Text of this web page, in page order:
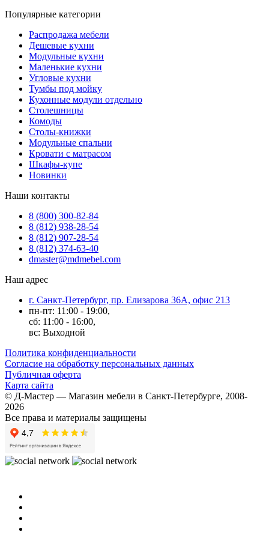
Популярные категории
Распродажа мебели
Дешевые кухни
Модульные кухни
Маленькие кухни
Угловые кухни
Тумбы под мойку
Кухонные модули отдельно
Столешницы
Комоды
Столы-книжки
Модульные спальни
Кровати с матрасом
Шкафы-купе
Новинки
Наши контакты
8 (800) 300-82-84
8 (812) 938-28-54
8 (812) 907-28-54
8 (812) 374-63-40
dmaster@mdmebel.com
Наш адрес
г. Санкт-Петербург, пр. Елизарова 36А, офис 213
пн-пт: 11:00 - 19:00,
сб: 11:00 - 16:00,
вс: Выходной
Политика конфиденциальности
Согласие на обработку персональных данных
Публичная оферта
Карта сайта
© Д-Мастер — Магазин мебели в Санкт-Петербурге, 2008-
2026
Все права и материалы защищены